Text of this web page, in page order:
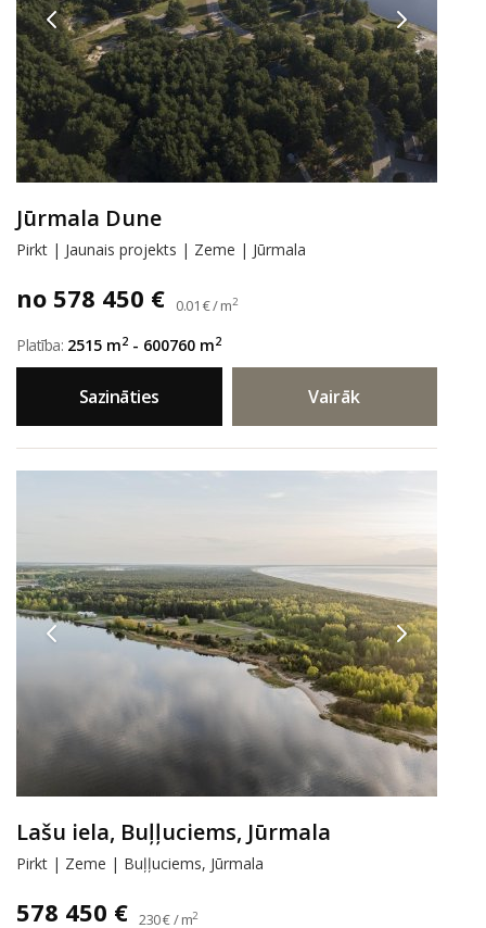
Jūrmala Dune
Pirkt | Jaunais projekts | Zeme | Jūrmala
no 578 450 € 0.01 € / m2
Platība: 2515 m2- 600760 m2
Sazināties Vairāk
Lašu iela, Buļļuciems, Jūrmala
Pirkt | Zeme | Buļļuciems, Jūrmala
578 450 € 230 € / m2